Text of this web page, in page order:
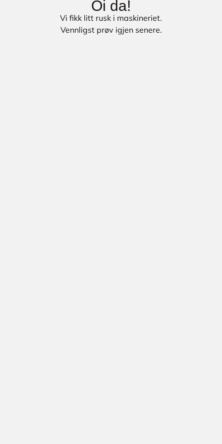
Oi da!
Vi fikk litt rusk i maskineriet.
Vennligst prøv igjen senere.